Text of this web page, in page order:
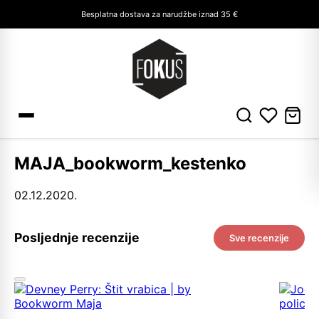
Besplatna dostava za narudžbe iznad 35 €
MAJA_bookworm_kestenko
02.12.2020.
Posljednje recenzije Sve recenzije